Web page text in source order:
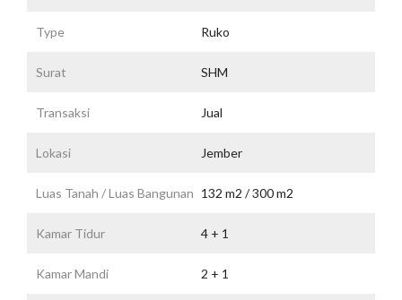
Type Ruko
Surat SHM
Transaksi Jual
Lokasi Jember
Luas Tanah / Luas Bangunan 132 m2 / 300 m2
Kamar Tidur 4 + 1
Kamar Mandi 2 + 1